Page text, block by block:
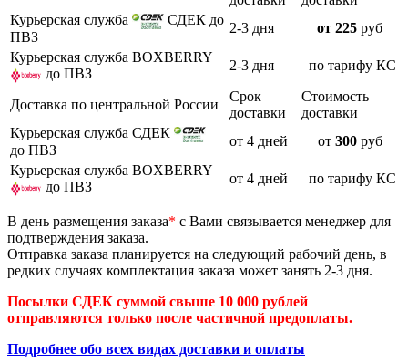
Курьерская служба
СДЕК до
ПВЗ
2-3 дня от 225 руб
Курьерская служба BOXBERRY
до ПВЗ
2-3 дня по тарифу КС
Доставка по центральной России
Срок
доставки
Стоимость
доставки
Курьерская служба СДЕК
до ПВЗ
от 4 дней от 300руб
Курьерская служба BOXBERRY
до ПВЗ
от 4 дней по тарифу КС
В день размещения заказа* с Вами связывается менеджер для
подтверждения заказа.
Отправка заказа планируется на следующий рабочий день, в
редких случаях комплектация заказа может занять 2-3 дня.
Посылки СДЕК суммой свыше 10 000 рублей
отправляются только после частичной предоплаты.
Подробнее обо всех видах доставки и оплаты